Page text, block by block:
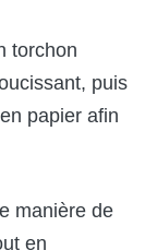
torchon
puis
papier afin
manière de
en